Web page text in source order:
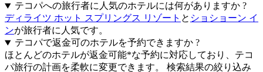
テコパへの旅行者に人気のホテルには何がありますか ?
ディライツ ホット スプリングス リゾート と ショショーン イ
ンが旅行者に人気です。
テコパで返金可のホテルを予約できますか ?
ほとんどのホテルが返金可能*な予約に対応しており、テコ
パ旅行の計画を柔軟に変更できます。 検索結果の絞り込み